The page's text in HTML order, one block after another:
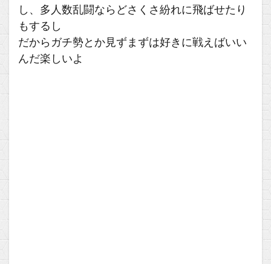
し、多人数乱闘ならどさくさ紛れに飛ばせたり
もするし
だからガチ勢とか見ずまずは好きに戦えばいい
んだ楽しいよ